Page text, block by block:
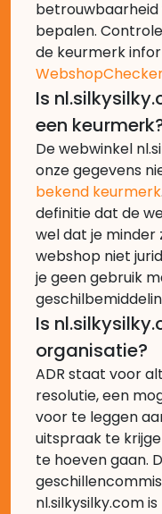
bepalen.
de keurmerk
Is
een
De webwinkel
onze gegevens
bekend keurmerk
definitie dat de
wel dat je minder
webshop niet
je geen gebruik
Is
organisatie?
ADR staat voor
resolutie, een
voor te leggen
uitspraak te
te hoeven gaan.
nl.silkysilky.com